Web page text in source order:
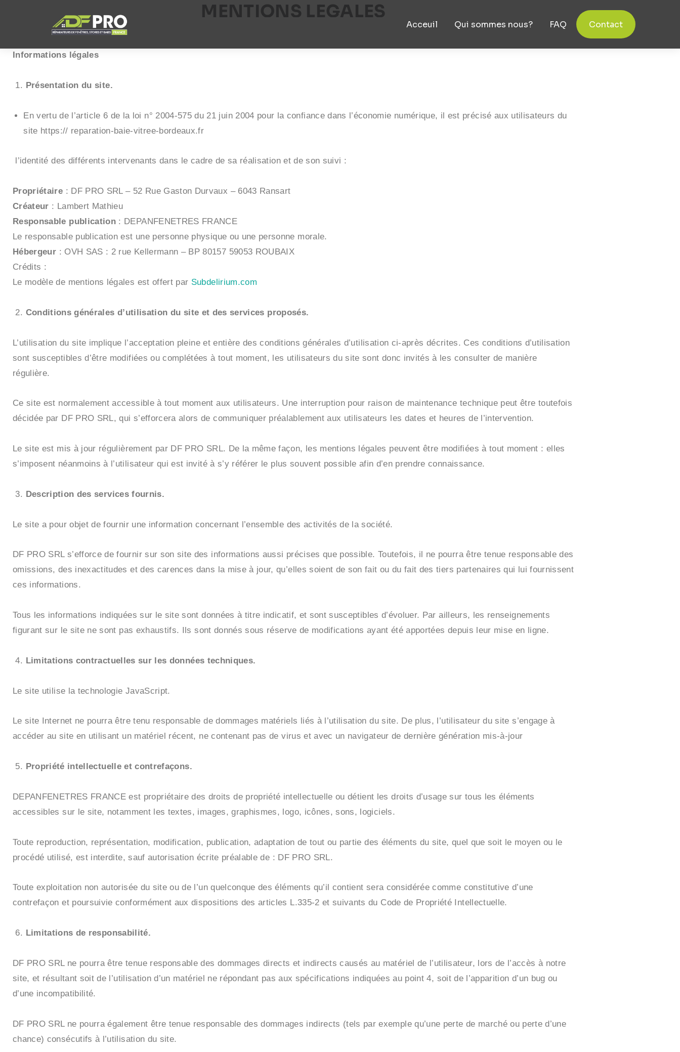
Volet Roulant Robert Toulon
Acceuil Qui sommes nous? FAQ Contact
MENTIONS LEGALES
Informations légales
Présentation du site.
En vertu de l’article 6 de la loi n° 2004-575 du 21 juin 2004 pour la confiance dans l’économie numérique, il est précisé aux utilisateurs du
site https:// reparation-baie-vitree-bordeaux.fr
l’identité des différents intervenants dans le cadre de sa réalisation et de son suivi :
Propriétaire : DF PRO SRL – 52 Rue Gaston Durvaux – 6043 Ransart
Créateur : Lambert Mathieu
Responsable publication : DEPANFENETRES FRANCE
Le responsable publication est une personne physique ou une personne morale.
Hébergeur : OVH SAS : 2 rue Kellermann – BP 80157 59053 ROUBAIX
Crédits :
Le modèle de mentions légales est offert par Subdelirium.com
Conditions générales d’utilisation du site et des services proposés.
L’utilisation du site implique l’acceptation pleine et entière des conditions générales d’utilisation ci-après décrites. Ces conditions d’utilisation
sont susceptibles d’être modifiées ou complétées à tout moment, les utilisateurs du site sont donc invités à les consulter de manière
régulière.
Ce site est normalement accessible à tout moment aux utilisateurs. Une interruption pour raison de maintenance technique peut être toutefois
décidée par DF PRO SRL, qui s’efforcera alors de communiquer préalablement aux utilisateurs les dates et heures de l’intervention.
Le site est mis à jour régulièrement par DF PRO SRL. De la même façon, les mentions légales peuvent être modifiées à tout moment : elles
s’imposent néanmoins à l’utilisateur qui est invité à s’y référer le plus souvent possible afin d’en prendre connaissance.
Description des services fournis.
Le site a pour objet de fournir une information concernant l’ensemble des activités de la société.
DF PRO SRL s’efforce de fournir sur son site des informations aussi précises que possible. Toutefois, il ne pourra être tenue responsable des
omissions, des inexactitudes et des carences dans la mise à jour, qu’elles soient de son fait ou du fait des tiers partenaires qui lui fournissent
ces informations.
Tous les informations indiquées sur le site sont données à titre indicatif, et sont susceptibles d’évoluer. Par ailleurs, les renseignements
figurant sur le site ne sont pas exhaustifs. Ils sont donnés sous réserve de modifications ayant été apportées depuis leur mise en ligne.
Limitations contractuelles sur les données techniques.
Le site utilise la technologie JavaScript.
Le site Internet ne pourra être tenu responsable de dommages matériels liés à l’utilisation du site. De plus, l’utilisateur du site s’engage à
accéder au site en utilisant un matériel récent, ne contenant pas de virus et avec un navigateur de dernière génération mis-à-jour
Propriété intellectuelle et contrefaçons.
DEPANFENETRES FRANCE est propriétaire des droits de propriété intellectuelle ou détient les droits d’usage sur tous les éléments
accessibles sur le site, notamment les textes, images, graphismes, logo, icônes, sons, logiciels.
Toute reproduction, représentation, modification, publication, adaptation de tout ou partie des éléments du site, quel que soit le moyen ou le
procédé utilisé, est interdite, sauf autorisation écrite préalable de : DF PRO SRL.
Toute exploitation non autorisée du site ou de l’un quelconque des éléments qu’il contient sera considérée comme constitutive d’une
contrefaçon et poursuivie conformément aux dispositions des articles L.335-2 et suivants du Code de Propriété Intellectuelle.
Limitations de responsabilité.
DF PRO SRL ne pourra être tenue responsable des dommages directs et indirects causés au matériel de l’utilisateur, lors de l’accès à notre
site, et résultant soit de l’utilisation d’un matériel ne répondant pas aux spécifications indiquées au point 4, soit de l’apparition d’un bug ou
d’une incompatibilité.
DF PRO SRL ne pourra également être tenue responsable des dommages indirects (tels par exemple qu’une perte de marché ou perte d’une
chance) consécutifs à l’utilisation du site.